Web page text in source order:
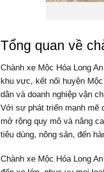
Tổng quan về
Chành xe Mộc Hóa Long
khu vực, kết nối huyện
dân và doanh nghiệp vận
Với sự phát triển mạnh mẽ
mở rộng quy mô và nâng
tiêu dùng, nông sản, đến
Chành xe Mộc Hóa Long